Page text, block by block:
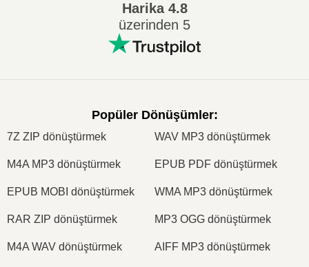
Harika4.8
üzerinden 5
Popüler Dönüşümler:
7Z ZIP dönüştürmek WAV MP3 dönüştürmek
M4A MP3 dönüştürmek EPUB PDF dönüştürmek
EPUB MOBI dönüştürmek WMA MP3 dönüştürmek
RAR ZIP dönüştürmek MP3 OGG dönüştürmek
M4A WAV dönüştürmek AIFF MP3 dönüştürmek